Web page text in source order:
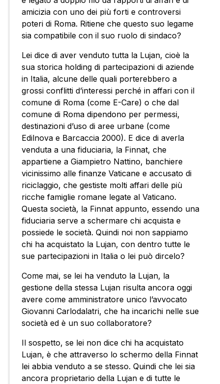
amicizia con uno dei più forti e controversi
poteri di Roma. Ritiene che questo suo legame
sia compatibile con il suo ruolo di sindaco?
Lei dice di aver venduto tutta la Lujan, cioè la
sua storica holding di partecipazioni di aziende
in Italia, alcune delle quali porterebbero a
grossi conflitti d’interessi perché in affari con il
comune di Roma (come E-Care) o che dal
comune di Roma dipendono per permessi,
destinazioni d’uso di aree urbane (come
Edilnova e Barcaccia 2000). E dice di averla
venduta a una fiduciaria, la Finnat, che
appartiene a Giampietro Nattino, banchiere
vicinissimo alle finanze Vaticane e accusato di
riciclaggio, che gestiste molti affari delle più
ricche famiglie romane legate al Vaticano.
Questa società, la Finnat appunto, essendo una
fiduciaria serve a schermare chi acquista e
possiede le società. Quindi noi non sappiamo
chi ha acquistato la Lujan, con dentro tutte le
sue partecipazioni in Italia o lei può dircelo?
Come mai, se lei ha venduto la Lujan, la
gestione della stessa Lujan risulta ancora oggi
avere come amministratore unico l’avvocato
Giovanni Carlodalatri, che ha incarichi nelle sue
società ed è un suo collaboratore?
Il sospetto, se lei non dice chi ha acquistato
Lujan, è che attraverso lo schermo della Finnat
lei abbia venduto a se stesso. Quindi che lei sia
ancora proprietario della Lujan e di tutte le